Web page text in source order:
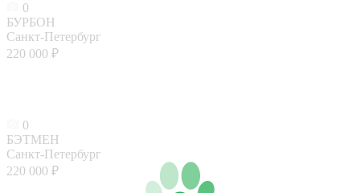
0
БУРБОН
Санкт-Петербург
220 000 ₽
0
БЭТМЕН
Санкт-Петербург
220 000 ₽